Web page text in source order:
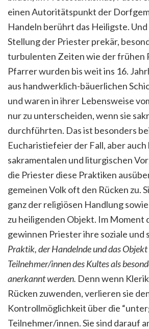
einen Autoritätspunkt der
Handeln berührt das Heiligste.
Stellung der Priester prekär,
turbulenten Zeiten wie der frühen
Pfarrer wurden bis weit ins 16.
aus handwerklich-bäuerlichen
und waren in ihrer Lebensweise
nur zu unterscheiden, wenn sie
durchführten. Das ist besonders
Eucharistiefeier der Fall, aber auch
sakramentalen und liturgischen
die Priester diese Praktiken
gemeinen Volk oft den Rücken zu.
ganz der religiösen Handlung
zu heiligenden Objekt. Im Moment
gewinnen Priester ihre soziale und
Praktik, der Handelnde und das
Teilnehmer/innen des Kultes als
anerkannt werden. Denn wenn
Rücken zuwenden, verlieren sie
Kontrollmöglichkeit über die
Teilnehmer/innen. Sie sind darauf